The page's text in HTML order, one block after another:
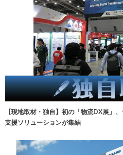
【現地取材・独自】初の「物流DX展」
支援ソリューションが集結